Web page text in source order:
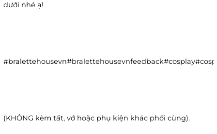
dưới nhé ạ!
(KHÔNG kèm tất, vớ hoặc phụ kiện khác phối cùng).